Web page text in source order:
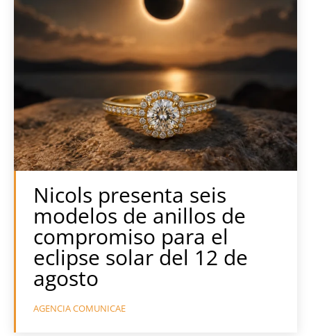
Nicols presenta seis
modelos de anillos de
compromiso para el
eclipse solar del 12 de
agosto
AGENCIA COMUNICAE